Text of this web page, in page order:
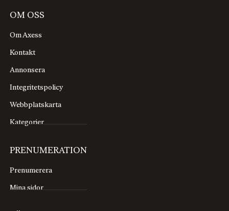
OM OSS
Om Axess
Kontakt
Annonsera
Integritetspolicy
Webbplatskarta
Kategorier
PRENUMERATION
Prenumerera
Mina sidor